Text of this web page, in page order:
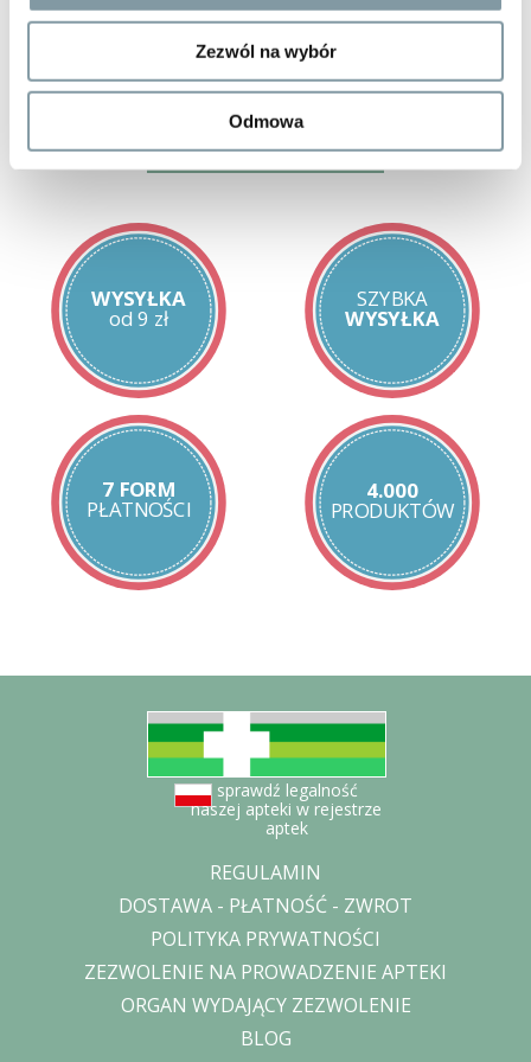
Zezwól na wybór
Odmowa
witamina D - 20 μg (400%)
witamina K - 40 μg (53%)
witamina E - 3 mg (25%)
ułatwienia połknięcia zaleca się stosowanie razem z łyżką jogurtu;
popić wystarczającą ilością płynu. Dla uzyskania odpowiedniego
efektu stosować co najmniej 3 miesiące. Preparat można
stosować długotrwale.
Zawartość opakowania:
1 opakowanie zawiera 30 tabletek.
Przechowywać w miejscu niedostępnym dla dzieci, w
temperaturze pokojowej, chroniąc od światła i wilgoci.
WYSYŁKA
od 9 zł
SZYBKA
WYSYŁKA
7 FORM
PŁATNOŚCI
4.000
PRODUKTÓW
sprawdź legalność
naszej apteki w rejestrze
aptek
REGULAMIN
DOSTAWA - PŁATNOŚĆ - ZWROT
POLITYKA PRYWATNOŚCI
ZEZWOLENIE NA PROWADZENIE APTEKI
ORGAN WYDAJĄCY ZEZWOLENIE
BLOG